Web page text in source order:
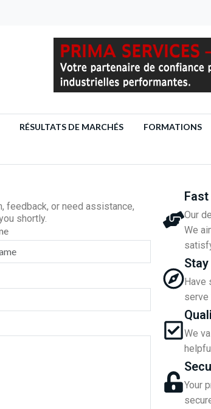
RÉSULTATS DE MARCHÉS FORMATIONS
feedback, or need assistance,
shortly.
Our
We
Have
serve
We
Your